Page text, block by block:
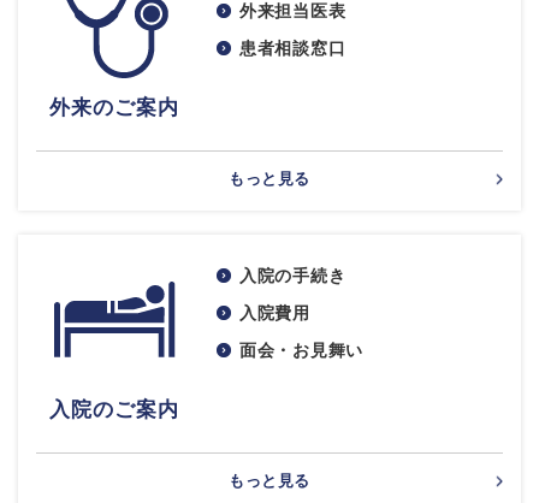
外来のご案内
外来担当医表
患者相談窓口
もっと見る
入院のご案内
入院の手続き
入院費用
面会・お見舞い
もっと見る